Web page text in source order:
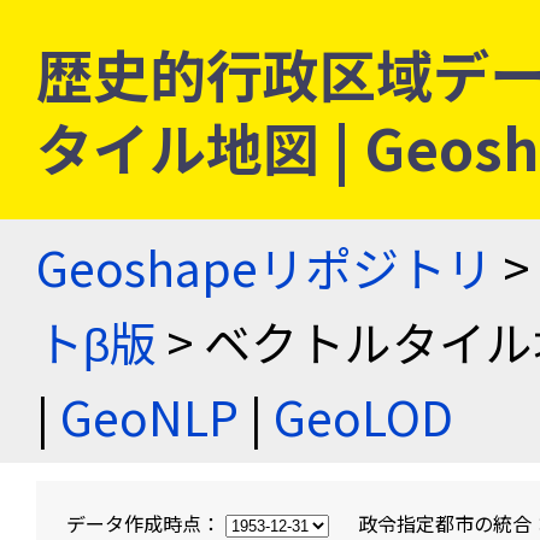
歴史的行政区域デ
タイル地図 |
Geoshapeリポジトリ >
トβ版 > ベクトルタイ
| GeoNLP | GeoLOD
データ作成時点： 政令指定都市の統